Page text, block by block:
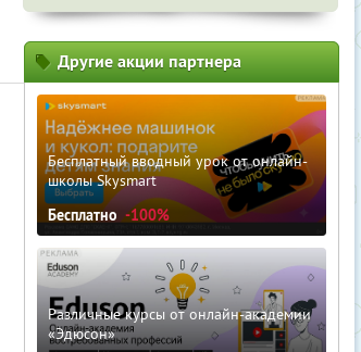
Другие акции партнера
Бесплатный вводный урок от онлайн-
школы Skysmart
Бесплатно -100%
Различные курсы от онлайн-академии
«Эдюсон»